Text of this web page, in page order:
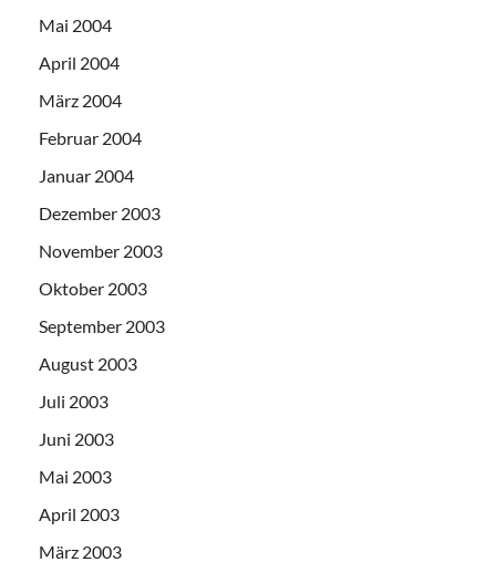
Mai 2004
April 2004
März 2004
Februar 2004
Januar 2004
Dezember 2003
November 2003
Oktober 2003
September 2003
August 2003
Juli 2003
Juni 2003
Mai 2003
April 2003
März 2003